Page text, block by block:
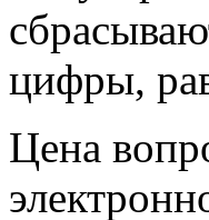
цифры,
Цена